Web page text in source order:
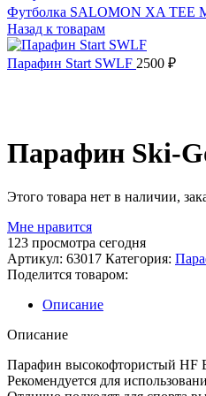
Футболка SALOMON XA TEE
Назад к товарам
Парафин Start SWLF 2500 ₽
Парафин Ski-
Этого товара нет в наличии,
Мне нравится
123 просмотра сегодня
Артикул: 63017 Категория:
Поделится товаром:
Описание
Описание
Парафин высокофтористый HF
Рекомендуется для